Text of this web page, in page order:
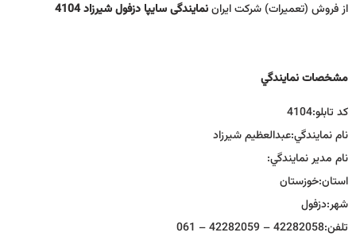
از فروش (تعمیرات) شرکت ایراننمایندگی سایپا دزفول شیرزاد 4104
مشخصات نمايندگي
كد تابلو:4104
نام نمايندگي:عبدالعظيم شيرزاد
نام مدير نمايندگي:
استان:خوزستان
شهر:دزفول
تلفن:42282058 – 42282059 – 061